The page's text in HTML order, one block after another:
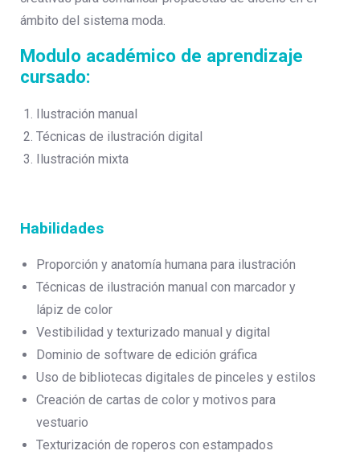
ámbito del sistema moda.
Modulo académico de aprendizaje
cursado:
Ilustración manual
Técnicas de ilustración digital
Ilustración mixta
Habilidades
Proporción y anatomía humana para ilustración
Técnicas de ilustración manual con marcador y
lápiz de color
Vestibilidad y texturizado manual y digital
Dominio de software de edición gráfica
Uso de bibliotecas digitales de pinceles y estilos
Creación de cartas de color y motivos para
vestuario
Texturización de roperos con estampados